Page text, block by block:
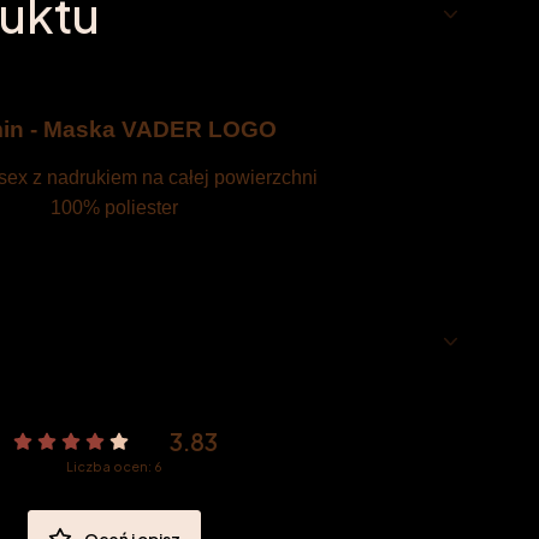
- Maska VADER LOGO
z nadrukiem na całej powierzchni
100% poliester
3.83
Liczba ocen: 6